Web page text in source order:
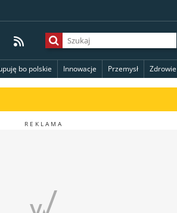
bo polskie Innowacje Przemysł Zdrowie